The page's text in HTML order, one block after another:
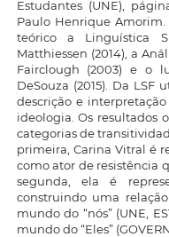
Estudantes (UNE),
Paulo Henrique
teórico a Linguística
Matthiessen (2014), a
Fairclough (2003) e o
DeSouza (2015). Da
descrição e
ideologia. Os resultados
categorias de
primeira, Carina Vitral é
como ator de resistência
segunda, ela é
construindo uma
mundo do “nós” (UNE,
mundo do “Eles”